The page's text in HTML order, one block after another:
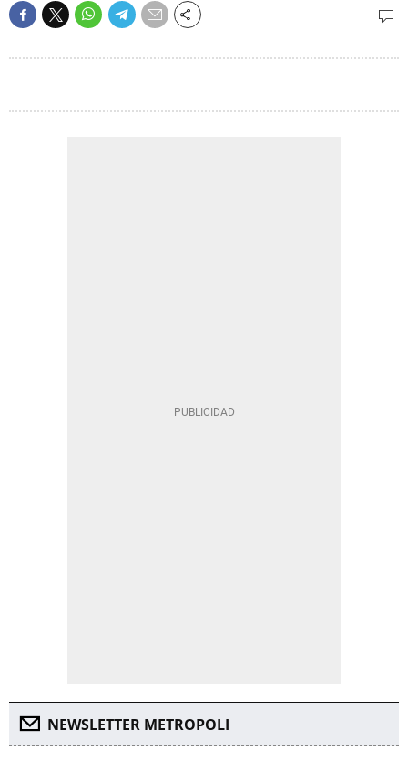
NEWSLETTER METROPOLI